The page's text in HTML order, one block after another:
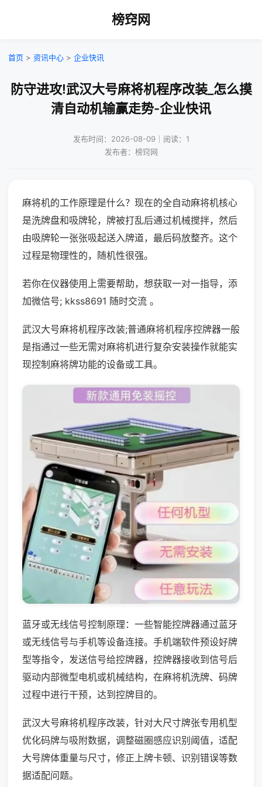
榜窍网
首页 > 资讯中心 > 企业快讯
防守进攻!武汉大号麻将机程序改装_怎么摸
清自动机输赢走势-企业快讯
发布时间：2026-08-09｜阅读：1
发布者：榜窍网
麻将机的工作原理是什么？现在的全自动麻将机核心
是洗牌盘和吸牌轮，牌被打乱后通过机械搅拌，然后
由吸牌轮一张张吸起送入牌道，最后码放整齐。这个
过程是物理性的，随机性很强。
若你在仪器使用上需要帮助，想获取一对一指导，添
加微信号; kkss8691 随时交流 。
武汉大号麻将机程序改装;普通麻将机程序控牌器一般
是指通过一些无需对麻将机进行复杂安装操作就能实
现控制麻将牌功能的设备或工具。
蓝牙或无线信号控制原理：一些智能控牌器通过蓝牙
或无线信号与手机等设备连接。手机端软件预设好牌
型等指令，发送信号给控牌器，控牌器接收到信号后
驱动内部微型电机或机械结构，在麻将机洗牌、码牌
过程中进行干预，达到控牌目的。
武汉大号麻将机程序改装，针对大尺寸牌张专用机型
优化码牌与吸附数据，调整磁圈感应识别阈值，适配
大号牌体重量与尺寸，修正上牌卡顿、识别错误等数
据适配问题。